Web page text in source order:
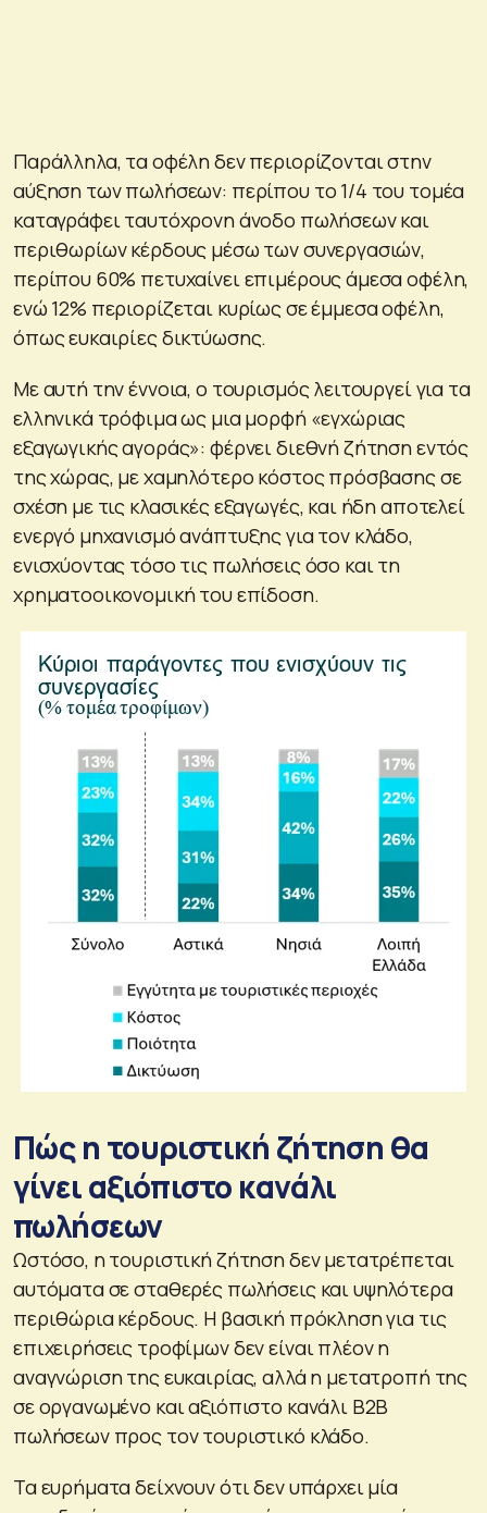
Παράλληλα, τα οφέλη δεν περιορίζονται στην
αύξηση των πωλήσεων: περίπου το 1/4 του τομέα
καταγράφει ταυτόχρονη άνοδο πωλήσεων και
περιθωρίων κέρδους μέσω των συνεργασιών,
περίπου 60% πετυχαίνει επιμέρους άμεσα οφέλη,
ενώ 12% περιορίζεται κυρίως σε έμμεσα οφέλη,
όπως ευκαιρίες δικτύωσης.
Με αυτή την έννοια, ο τουρισμός λειτουργεί για τα
ελληνικά τρόφιμα ως μια μορφή «εγχώριας
εξαγωγικής αγοράς»: φέρνει διεθνή ζήτηση εντός
της χώρας, με χαμηλότερο κόστος πρόσβασης σε
σχέση με τις κλασικές εξαγωγές, και ήδη αποτελεί
ενεργό μηχανισμό ανάπτυξης για τον κλάδο,
ενισχύοντας τόσο τις πωλήσεις όσο και τη
χρηματοοικονομική του επίδοση.
Πώς η τουριστική ζήτηση θα
γίνει αξιόπιστο κανάλι
πωλήσεων
Ωστόσο, η τουριστική ζήτηση δεν μετατρέπεται
αυτόματα σε σταθερές πωλήσεις και υψηλότερα
περιθώρια κέρδους. Η βασική πρόκληση για τις
επιχειρήσεις τροφίμων δεν είναι πλέον η
αναγνώριση της ευκαιρίας, αλλά η μετατροπή της
σε οργανωμένο και αξιόπιστο κανάλι Β2Β
πωλήσεων προς τον τουριστικό κλάδο.
Τα ευρήματα δείχνουν ότι δεν υπάρχει μία